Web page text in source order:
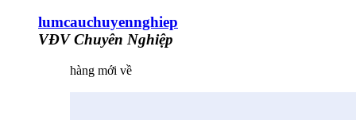
lumcauchuyennghiep
VĐV Chuyên Nghiệp
hàng mới về